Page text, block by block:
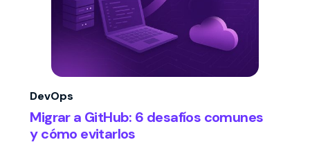
DevOps
Migrar a GitHub: 6 desafíos comunes
y cómo evitarlos